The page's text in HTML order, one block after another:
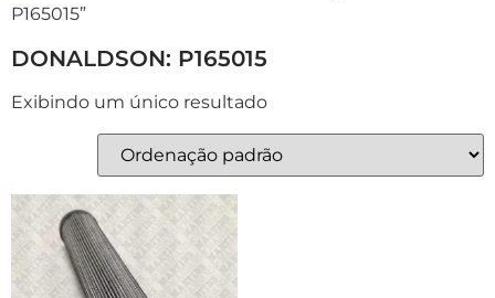
P165015”
DONALDSON: P165015
Exibindo um único resultado